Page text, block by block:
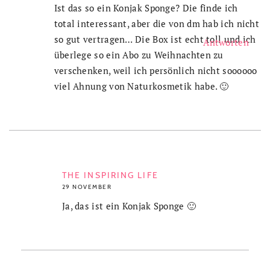
Ist das so ein Konjak Sponge? Die finde ich
total interessant, aber die von dm hab ich nicht
so gut vertragen… Die Box ist echt toll und ich
überlege so ein Abo zu Weihnachten zu
verschenken, weil ich persönlich nicht soooooo
viel Ahnung von Naturkosmetik habe. 🙂
THE INSPIRING LIFE
29 NOVEMBER
Antworten
Ja, das ist ein Konjak Sponge 🙂